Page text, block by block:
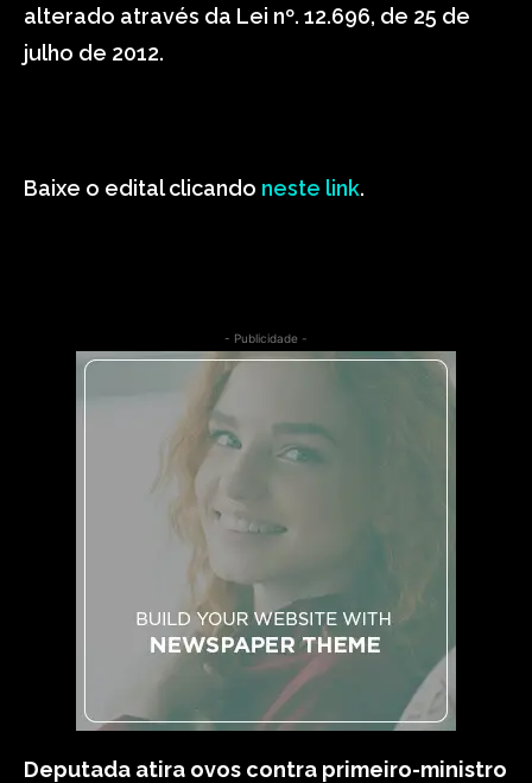
alterado através da Lei nº. 12.696, de 25 de
julho de 2012.
Baixe o edital clicando neste link.
- Publicidade -
Deputada atira ovos contra primeiro-ministro